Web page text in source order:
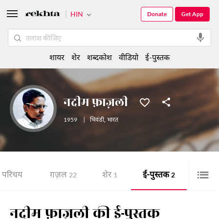
नदीम फ़ाज़ली
1959 भिवंडी, भारत
परिचय ग़ज़ल 22 शेर 1 ई-पुस्तक 2
नदीम फ़ाज़ली की ई-पुस्तक
HIN Get App
Donate
शायर शेर शब्दकोश वीडियो ई-पुस्तक